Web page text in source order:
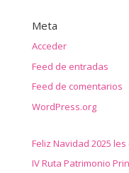
Meta
Acceder
Feed de entradas
Feed de comentarios
WordPress.org
Feliz Navidad 2025
IV Ruta Patrimonio